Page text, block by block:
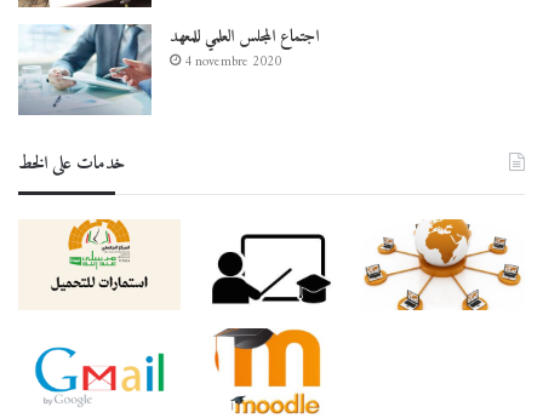
اجتماع المجلس العلمي للمعهد
4 novembre 2020
خدمات على الخط